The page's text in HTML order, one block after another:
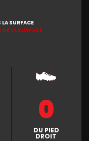
LA SURFACE
DE LA SURFACE
0
DU PIED
DROIT